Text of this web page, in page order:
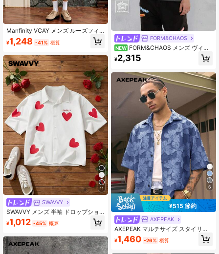
Manfinity VCAY メンズ ルーズフィ
ット 垂直ストライプ ドロップショル
ダー 半袖 カートゥーン刺繍 カジュ
¥1,248 -41% 概算
11
SWAVVY
SWAVVY メンズ 半袖 ドロップショ
ルダー カジュアル ハート柄 ボタン
アップシャツ
¥1,012 -45% 概算
FORM&CHAOS
NEW FORM&CHAOS メンズ ヴィン
テージウォッシュ グラフィックTシ
ャツ
¥2,315
6
¥515 節約
AXEPEAK
AXEPEAK マルチサイズ スタイリッ
シュ ストリートウェア カジュアル
ターンダウンカラー 半袖 ルーズフィ
¥1,460 -26% 概算